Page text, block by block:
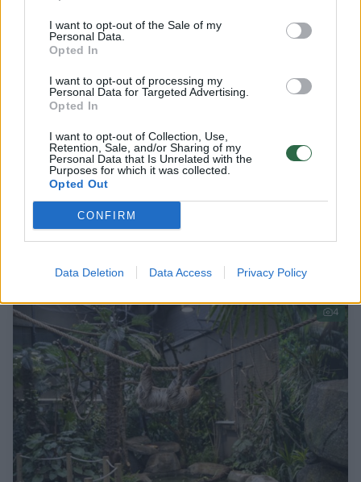
I want to opt-out of the Sale of my
Personal Data.
Opted In
I want to opt-out of processing my
Personal Data for Targeted Advertising.
Opted In
I want to opt-out of Collection, Use,
Retention, Sale, and/or Sharing of my
Personal Data that Is Unrelated with the
Purposes for which it was collected.
Opted Out
CONFIRM
Data Deletion Data Access Privacy Policy
Nuo didžiausios iki mažiausios: nustebsite,
kiek gali sverti kai kurių gyvūnų širdys
Gamta 2025-03-18
4